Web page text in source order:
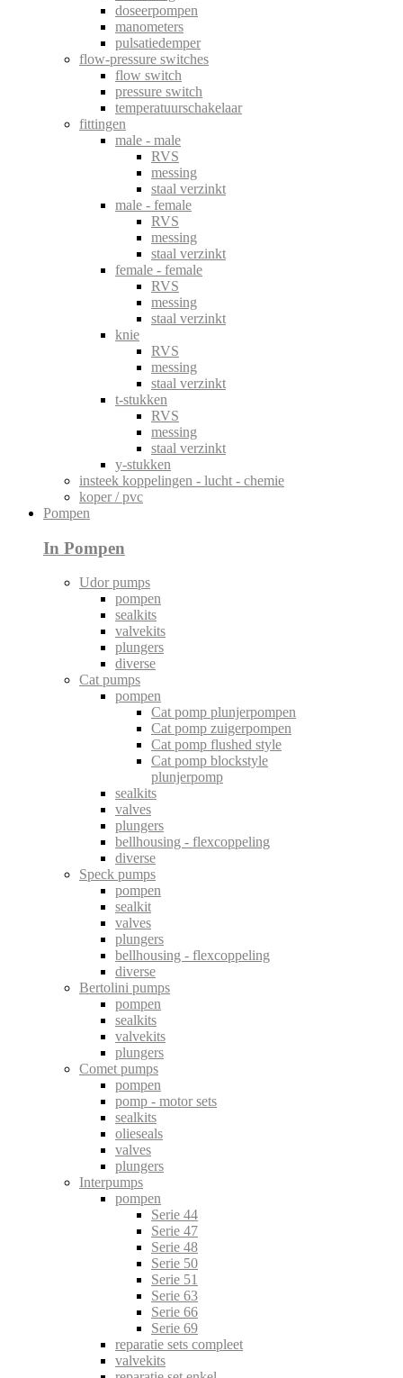
doseerpompen
manometers
pulsatiedemper
flow-pressure switches
flow switch
pressure switch
temperatuurschakelaar
fittingen
male - male
RVS
messing
staal verzinkt
male - female
RVS
messing
staal verzinkt
female - female
RVS
messing
staal verzinkt
knie
RVS
messing
staal verzinkt
t-stukken
RVS
messing
staal verzinkt
y-stukken
insteek koppelingen - lucht - chemie
koper / pvc
Pompen
In Pompen
Udor pumps
pompen
sealkits
valvekits
plungers
diverse
Cat pumps
pompen
Cat pomp plunjerpompen
Cat pomp zuigerpompen
Cat pomp flushed style
Cat pomp blockstyle
plunjerpomp
sealkits
valves
plungers
bellhousing - flexcoppeling
diverse
Speck pumps
pompen
sealkit
valves
plungers
bellhousing - flexcoppeling
diverse
Bertolini pumps
pompen
sealkits
valvekits
plungers
Comet pumps
pompen
pomp - motor sets
sealkits
olieseals
valves
plungers
Interpumps
pompen
Serie 44
Serie 47
Serie 48
Serie 50
Serie 51
Serie 63
Serie 66
Serie 69
reparatie sets compleet
valvekits